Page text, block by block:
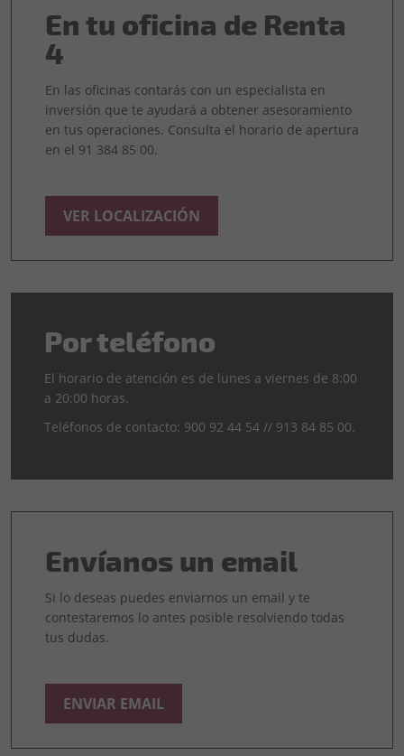
En tu oficina de Renta
4
En las oficinas contarás con un especialista en
inversión que te ayudará a obtener asesoramiento
en tus operaciones. Consulta el horario de apertura
en el 91 384 85 00.
VER LOCALIZACIÓN
Por teléfono
El horario de atención es de lunes a viernes de 8:00
a 20:00 horas.
Teléfonos de contacto: 900 92 44 54 // 913 84 85 00.
Envíanos un email
Si lo deseas puedes enviarnos un email y te
contestaremos lo antes posible resolviendo todas
tus dudas.
ENVIAR EMAIL